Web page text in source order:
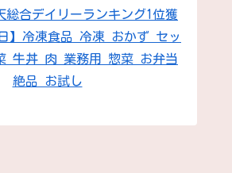
総合デイリーランキング1位獲
】冷凍食品 冷凍 おかず セッ
牛丼 肉 業務用 惣菜 お弁当
絶品 お試し